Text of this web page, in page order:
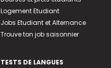
Logement Etudiant
Jobs Etudiant et Alternance
Trouve ton job saisonnier
TESTS DE LANGUES